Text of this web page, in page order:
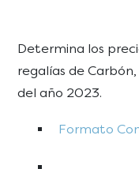
Determina los
regalías de
del año 2023.
Formato